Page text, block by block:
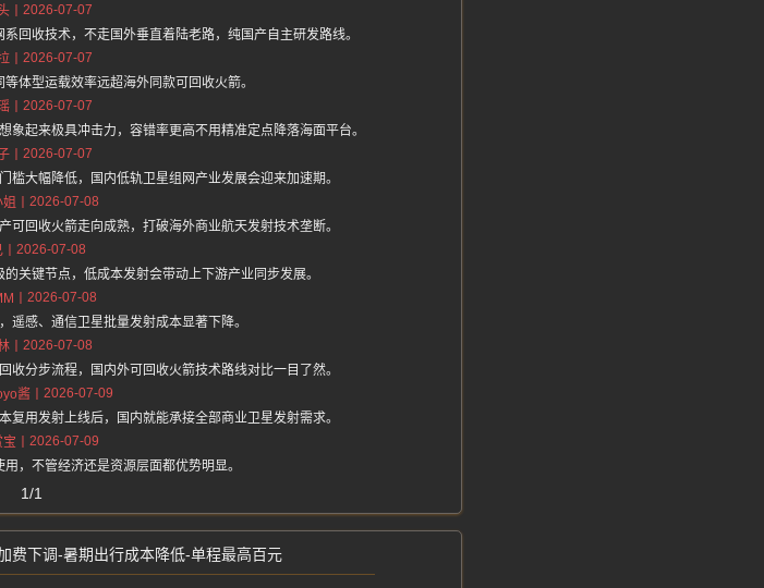
2026-07-07
回收技术，不走国外垂直着陆老路，纯国产自主研发路线。
2026-07-07
体型运载效率远超海外同款可回收火箭。
2026-07-07
起来极具冲击力，容错率更高不用精准定点降落海面平台。
2026-07-07
大幅降低，国内低轨卫星组网产业发展会迎来加速期。
2026-07-08
回收火箭走向成熟，打破海外商业航天发射技术垄断。
2026-07-08
关键节点，低成本发射会带动上下游产业同步发展。
2026-07-08
遥感、通信卫星批量发射成本显著下降。
2026-07-08
分步流程，国内外可回收火箭技术路线对比一目了然。
酱
2026-07-09
用发射上线后，国内就能承接全部商业卫星发射需求。
宝
2026-07-09
，不管经济还是资源层面都优势明显。
1/1
费下调-暑期出行成本降低-单程最高百元